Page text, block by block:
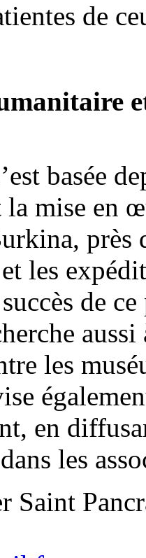
de
basée
mise en
les
de
les
en
les
Saint